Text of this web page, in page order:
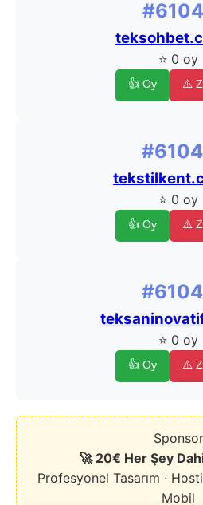
⭐ 0 oy
👍 Oy ⚠️
⭐ 0 oy
👍 Oy ⚠️
⭐ 0 oy
👍 Oy ⚠️
Sponsor
🚀 20€ Her Şey
Profesyonel Tasarım ·
Mobil